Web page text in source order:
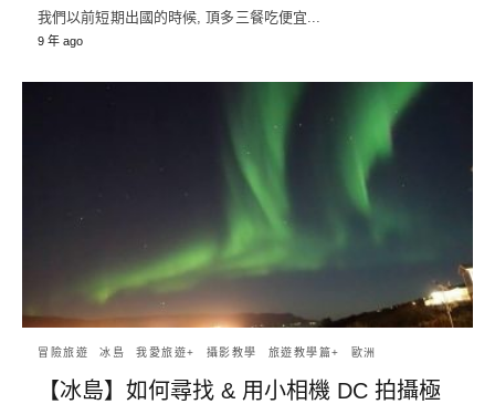
我們以前短期出國的時候, 頂多三餐吃便宜...
9 年 ago
冒險旅遊 冰島 我愛旅遊+ 攝影教學 旅遊教學篇+ 歐洲
【冰島】如何尋找 & 用小相機 DC 拍攝極